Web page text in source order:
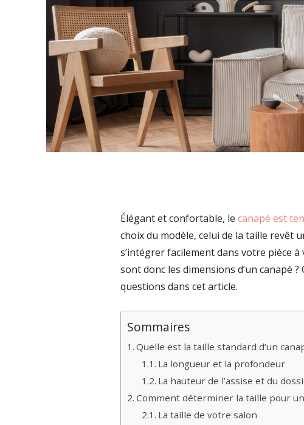
Élégant et confortable, le canapé est
choix du modèle, celui de la taille revêt
s’intégrer facilement dans votre pièce
sont donc les dimensions d’un canapé
questions dans cet article.
Sommaires
Quelle est la taille standard d’un
La longueur et la profondeur
La hauteur de l’assise et du
Comment déterminer la taille pour
La taille de votre salon